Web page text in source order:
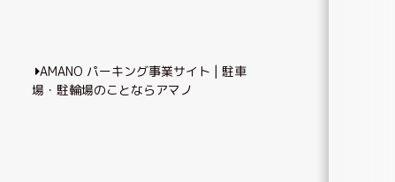
AMANO パーキング事業サイト | 駐車
場・駐輪場のことならアマノ